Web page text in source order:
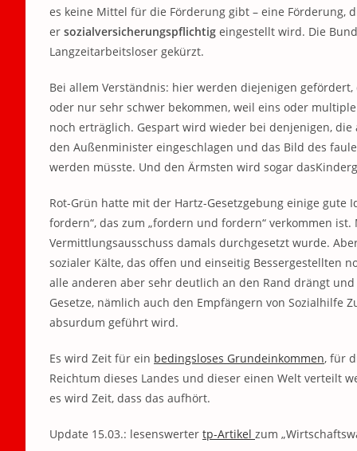
es keine Mittel für die Förderung gibt – eine
er sozialversicherungspflichtig eingestellt wird. Die
Langzeitarbeitsloser gekürzt.
Bei allem Verständnis: hier werden diejenigen
oder nur sehr schwer bekommen, weil eins oder
noch erträglich. Gespart wird wieder bei denjenigen,
den Außenminister eingeschlagen und das Bild des
werden müsste. Und den Ärmsten wird sogar
Rot-Grün hatte mit der Hartz-Gesetzgebung einige gute
fordern“, das zum „fordern und fordern“ verkommen
Vermittlungsausschuss damals durchgesetzt wurde.
sozialer Kälte, das offen und einseitig Bessergestellten
alle anderen aber sehr deutlich an den Rand drängt
Gesetze, nämlich auch den Empfängern von Sozialhilfe
absurdum geführt wird.
Es wird Zeit für ein bedingsloses Grundeinkommen, für
Reichtum dieses Landes und dieser einen Welt verteilt
es wird Zeit, dass das aufhört.
Update 15.03.: lesenswerter tp-Artikel zum